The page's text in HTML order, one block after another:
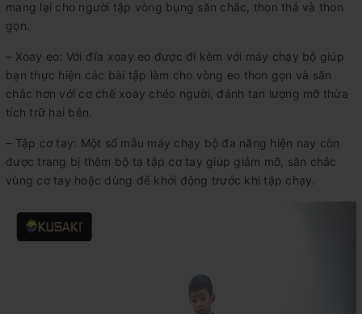
mang lại cho người tập vòng bụng săn chắc, thon thả và thon
gọn.
– Xoay eo: Với đĩa xoay eo được đi kèm với máy chạy bộ giúp
bạn thực hiện các bài tập làm cho vòng eo thon gọn và săn
chắc hơn với cơ chế xoay chéo người, đánh tan lượng mỡ thừa
tích trữ hai bên.
– Tập cơ tay: Một số mẫu máy chạy bộ đa năng hiện nay còn
được trang bị thêm bộ tạ tập cơ tay giúp giảm mỡ, săn chắc
vùng cơ tay hoặc dùng để khởi động trước khi tập chạy.